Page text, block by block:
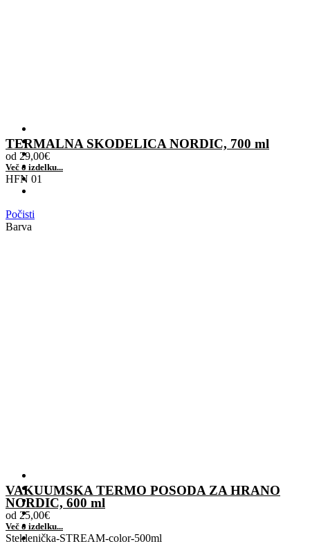
Barva
Počisti
TERMALNA SKODELICA NORDIC, 700 ml
od 29,00€
Več o izdelku...
HFN 01
VAKUUMSKA TERMO POSODA ZA HRANO
NORDIC, 600 ml
od 25,00€
Več o izdelku...
Steklenička-STREAM-color-500ml